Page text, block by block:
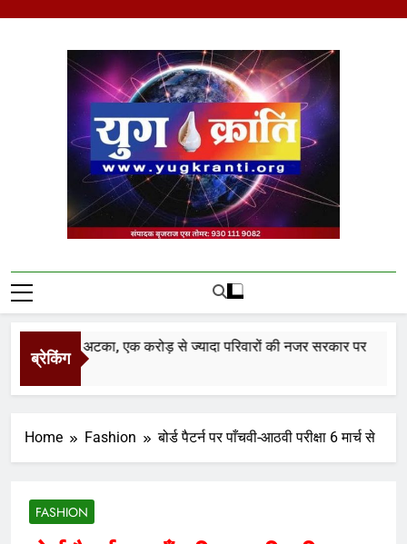
Yug Kranti | Trusted
News Portal
ब्रेकिंग
वेतनमान अटका, एक करोड़ से ज्यादा परिवारों की नजर सरकार पर
Ago
Home Fashion बोर्ड पैटर्न पर पाँचवी-आठवी परीक्षा 6 मार्च से
FASHION